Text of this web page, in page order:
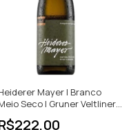
Mayer | Branco
Seco | Gruner Veltliner
750ml